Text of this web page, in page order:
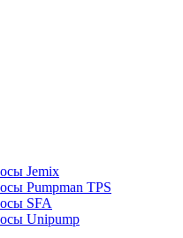
Jemix
Pumpman TPS
SFA
Unipump